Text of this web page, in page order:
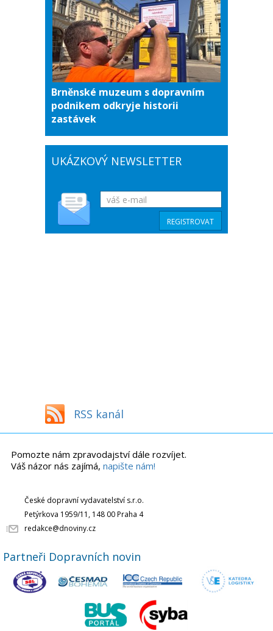
Brněnské muzeum s dopravním
podnikem odkryje historii
zastávek
UKÁZKOVÝ NEWSLETTER
RSS kanál
Pomozte nám zpravodajství dále rozvíjet.
Váš názor nás zajímá, napište nám!
České dopravní vydavatelství s.r.o.
Petýrkova 1959/11, 148 00 Praha 4
redakce@dnoviny.cz
Partneři Dopravních novin